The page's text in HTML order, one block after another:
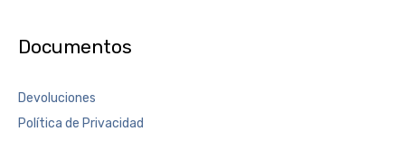
Documentos
Devoluciones
Política de Privacidad